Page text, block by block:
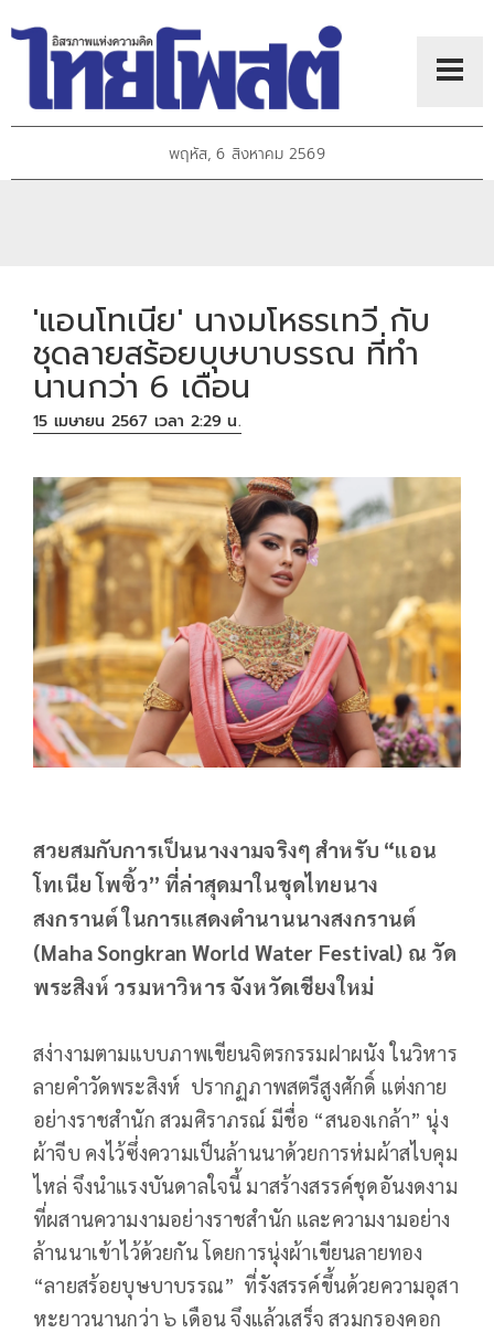
พฤหัส, 6 สิงหาคม 2569
'แอนโทเนีย' นางมโหธรเทวี กับ
ชุดลายสร้อยบุษบาบรรณ ที่ทำ
นานกว่า 6 เดือน
15 เมษายน 2567 เวลา 2:29 น.
สวยสมกับการเป็นนางงามจริงๆ สำหรับ “แอน
โทเนีย โพซิ้ว” ที่ล่าสุดมาในชุดไทยนาง
สงกรานต์ ในการแสดงตำนานนางสงกรานต์
(Maha Songkran World Water Festival) ณ วัด
พระสิงห์ วรมหาวิหาร จังหวัดเชียงใหม่
สง่างามตามแบบภาพเขียนจิตรกรรมฝาผนัง ในวิหาร
ลายคำวัดพระสิงห์ ปรากฏภาพสตรีสูงศักดิ์ แต่งกาย
อย่างราชสำนัก สวมศิราภรณ์ มีชื่อ “สนองเกล้า” นุ่ง
ผ้าจีบ คงไว้ซึ่งความเป็นล้านนาด้วยการห่มผ้าสไบคุม
ไหล่ จึงนำแรงบันดาลใจนี้ มาสร้างสรรค์ชุดอันงดงาม
ที่ผสานความงามอย่างราชสำนัก และความงามอย่าง
ล้านนาเข้าไว้ด้วยกัน โดยการนุ่งผ้าเขียนลายทอง
“ลายสร้อยบุษบาบรรณ” ที่รังสรรค์ขึ้นด้วยความอุสา
หะยาวนานกว่า ๖ เดือน จึงแล้วเสร็จ สวมกรองคอก